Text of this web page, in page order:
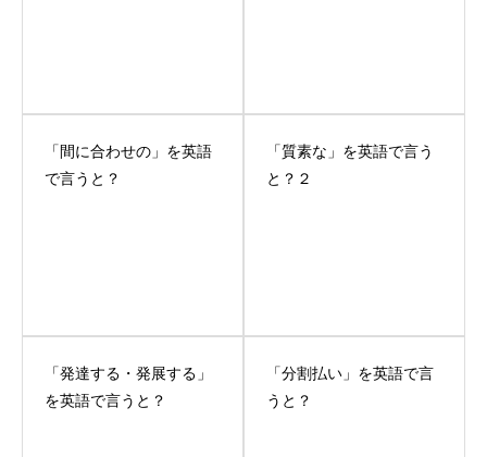
「間に合わせの」を英語
で言うと？
「質素な」を英語で言う
と？２
「発達する・発展する」
を英語で言うと？
「分割払い」を英語で言
うと？